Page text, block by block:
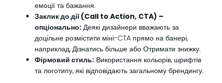
емоції та бажання.
Заклик до дії (Call to Action, CTA) –
опціонально: Деякі дизайнери вважають за
доцільне розмістити міні-CTA прямо на банері,
наприклад, Дізнатись більше або Отримати знижку.
Фірмовий стиль: Використання кольорів, шрифтів
та логотипу, які відповідають загальному брендингу.